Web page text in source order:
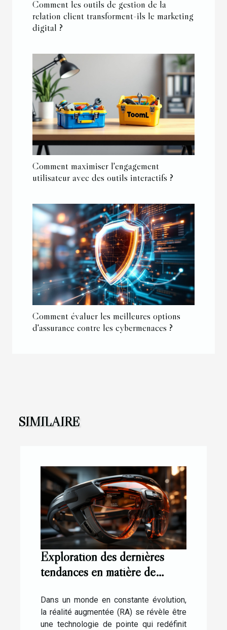
Comment les outils de gestion de la
relation client transforment-ils le marketing
digital ?
Comment maximiser l'engagement
utilisateur avec des outils interactifs ?
Comment évaluer les meilleures options
d'assurance contre les cybermenaces ?
SIMILAIRE
Exploration des dernières
tendances en matière de
impact sur le quotidien
Dans un monde en constante évolution,
la réalité augmentée (RA) se révèle être
une technologie de pointe qui redéfinit